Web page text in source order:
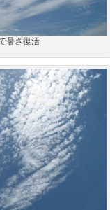
暑さ復活